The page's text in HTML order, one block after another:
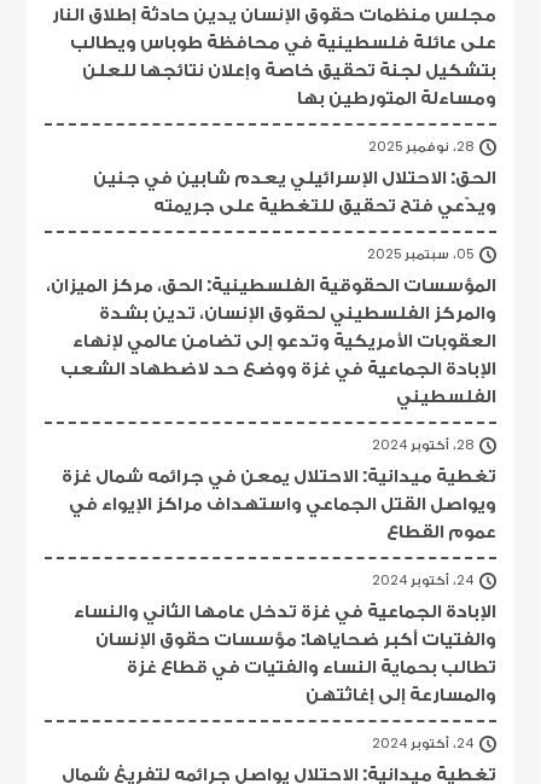
مجلس منظمات حقوق الإنسان يدين حادثة إطلاق النار
على عائلة فلسطينية في محافظة طوباس ويطالب
بتشكيل لجنة تحقيق خاصة وإعلان نتائجها للعلن
ومساءلة المتورطين بها
28، نوفمبر 2025
الحق: الاحتلال الإسرائيلي يعدم شابين في جنين
ويدّعي فتح تحقيق للتغطية على جريمته
05، سبتمبر 2025
المؤسسات الحقوقية الفلسطينية: الحق، مركز الميزان،
والمركز الفلسطيني لحقوق الإنسان، تدين بشدة
العقوبات الأمريكية وتدعو إلى تضامن عالمي لإنهاء
الإبادة الجماعية في غزة ووضع حد لاضطهاد الشعب
الفلسطيني
28، أكتوبر 2024
تغطية ميدانية: الاحتلال يمعن في جرائمه شمال غزة
ويواصل القتل الجماعي واستهداف مراكز الإيواء في
عموم القطاع
24، أكتوبر 2024
الإبادة الجماعية في غزة تدخل عامها الثاني والنساء
والفتيات أكبر ضحاياها: مؤسسات حقوق الإنسان
تطالب بحماية النساء والفتيات في قطاع غزة
والمسارعة إلى إغاثتهن
24، أكتوبر 2024
تغطية ميدانية: الاحتلال يواصل جرائمه لتفريغ شمال